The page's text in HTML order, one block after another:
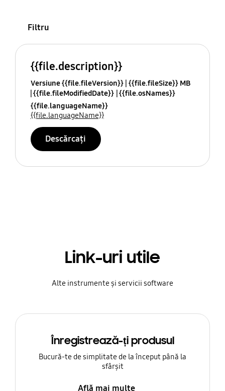
Filtru
{{file.description}}
Versiune {{file.fileVersion}} {{file.fileSize}} MB
{{file.fileModifiedDate}} {{file.osNames}}
{{file.languageName}}
{{file.languageName}}
Descărcați
Link-uri utile
Alte instrumente și servicii software
Înregistrează-ți produsul
Bucură-te de simplitate de la început până la
sfârșit
Află mai multe